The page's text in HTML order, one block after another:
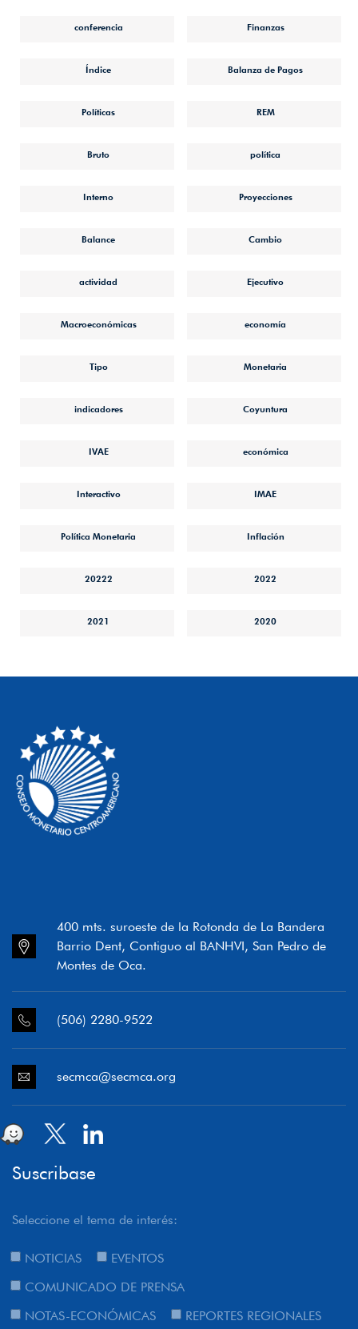
conferencia Finanzas
Índice Balanza de Pagos
Políticas REM
Bruto política
Interno Proyecciones
Balance Cambio
actividad Ejecutivo
Macroeconómicas economía
Tipo Monetaria
indicadores Coyuntura
IVAE económica
Interactivo IMAE
Política Monetaria Inflación
20222 2022
2021 2020
400 mts. suroeste de la Rotonda de La Bandera
Barrio Dent, Contiguo al BANHVI, San Pedro de
Montes de Oca.
(506) 2280-9522
secmca@secmca.org
Suscribase
Seleccione el tema de interés:
NOTICIAS
EVENTOS
COMUNICADO DE PRENSA
NOTAS-ECONÓMICAS
REPORTES REGIONALES